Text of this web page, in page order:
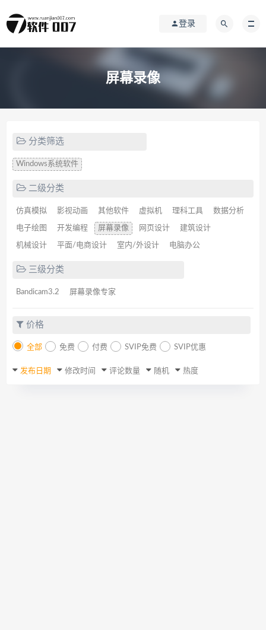
登录
屏幕录像
分类筛选
Windows系统软件
二级分类
仿真模拟 影视动画 其他软件 虚拟机 理科工具 数据分析
电子绘图 开发编程 屏幕录像 网页设计 建筑设计
机械设计 平面/电商设计 室内/外设计 电脑办公
三级分类
Bandicam3.2 屏幕录像专家
价格
全部 免费 付费 SVIP免费 SVIP优惠
发布日期 修改时间 评论数量 随机 热度